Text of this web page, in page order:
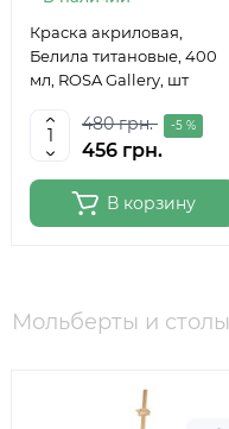
Краска акриловая,
Белила титановые, 400
мл, ROSA Gallery, шт
480 грн. -5 %
456 грн.
В корзину
Мольберты и столы